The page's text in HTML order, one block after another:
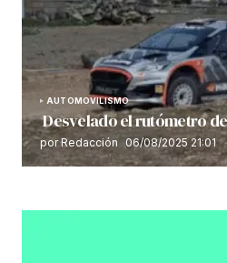
AUTOMOVILISMO
Desvelado el rutómetro
por Redacción 06/08/2025 21:01